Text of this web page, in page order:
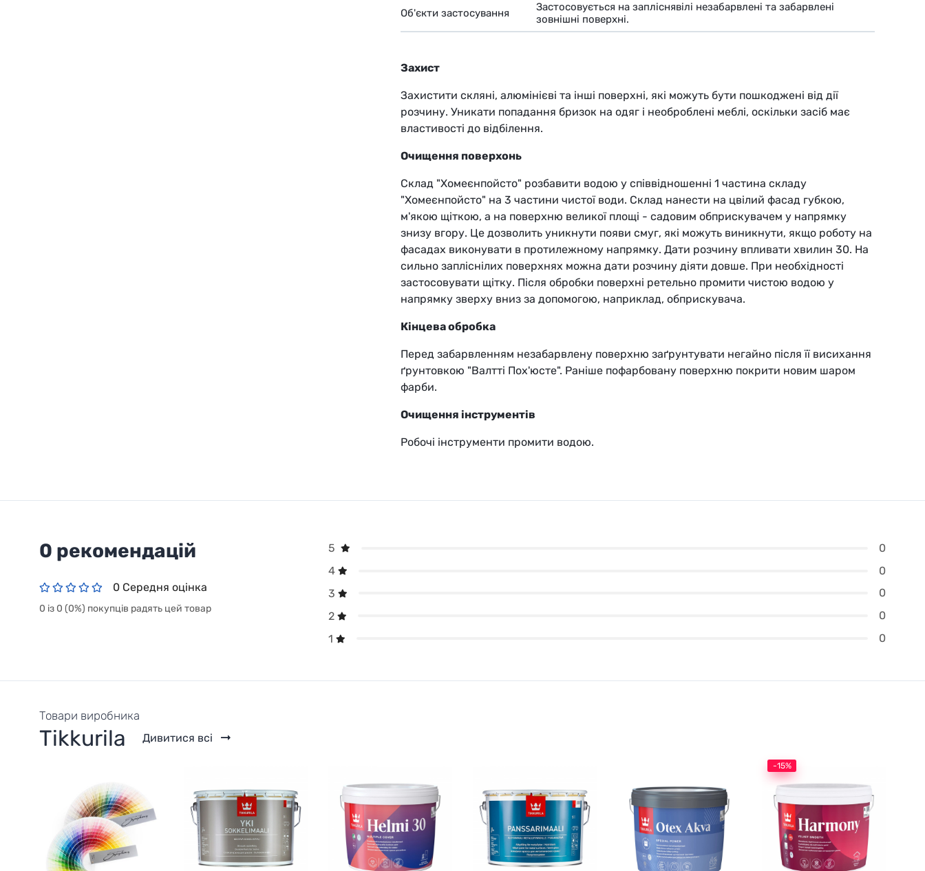
Об'єкти застосування
Застосовується на запліснявілі незабарвлені та забарвлені
зовнішні поверхні.
Захист
Захистити скляні, алюмінієві та інші поверхні, які можуть бути пошкоджені від дії
розчину. Уникати попадання бризок на одяг і необроблені меблі, оскільки засіб має
властивості до відбілення.
Очищення поверхонь
Склад "Хомеєнпойсто" розбавити водою у співвідношенні 1 частина складу
"Хомеєнпойсто" на 3 частини чистої води. Склад нанести на цвілий фасад губкою,
м'якою щіткою, а на поверхню великої площі - садовим обприскувачем у напрямку
знизу вгору. Це дозволить уникнути появи смуг, які можуть виникнути, якщо роботу на
фасадах виконувати в протилежному напрямку. Дати розчину впливати хвилин 30. На
сильно запліснілих поверхнях можна дати розчину діяти довше. При необхідності
застосовувати щітку. Після обробки поверхні ретельно промити чистою водою у
напрямку зверху вниз за допомогою, наприклад, обприскувача.
Кінцева обробка
Перед забарвленням незабарвлену поверхню заґрунтувати негайно після її висихання
ґрунтовкою "Валтті Пох'юсте". Раніше пофарбовану поверхню покрити новим шаром
фарби.
Очищення інструментів
Робочі інструменти промити водою.
0 рекомендацій
0 Середня оцінка
0 із 0 (0%) покупців радять цей товар
5
0
4
0
3
0
2
0
1
0
Товари виробника
Tikkurila Дивитися всі